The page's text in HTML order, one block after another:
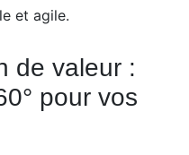
et agile.
de valeur :
pour vos